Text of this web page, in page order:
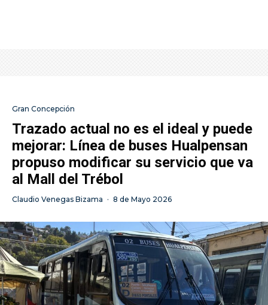
Gran Concepción
Trazado actual no es el ideal y puede
mejorar: Línea de buses Hualpensan
propuso modificar su servicio que va
al Mall del Trébol
Claudio Venegas Bizama · 8 de Mayo 2026